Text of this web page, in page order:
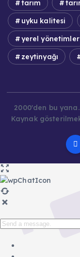
tarım
uyku kalitesi
yerel yönetimler
zeytinyağı
2000'den bu
Kaynak